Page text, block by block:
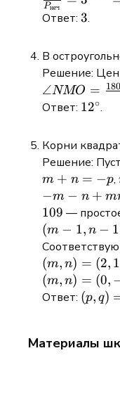
a_1^{2016}
\cdot q^{2015
\ldots \cdot
\cdot
q^{2016^2}
\Rightarrow
Pнеч
Ответ: 3
3.
В
Решение:
\angle
= 12^\circ
∠NMO = 180
Ответ: 12^\circ
12∘.
Корни
Решение:
m
+
n
=
-
p
m + n = −p,
-m - n + mn
= 108
\Rightarrow
(m - 1)(n -
1) = 109
−m − n +
109
109 —
(m -
1, n
- 1)
=
(1,
(m − 1, n − 1
(m,
n)
=
(m, n) = (2,
(m,
n) =
(m, n) = (0,
Ответ: (p, q)
220)
(p, q)
Материалы